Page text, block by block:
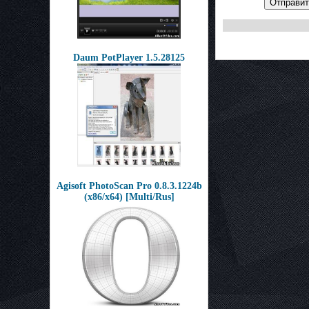
Daum PotPlayer 1.5.28125
Agisoft PhotoScan Pro 0.8.3.1224b
(x86/x64) [Multi/Rus]